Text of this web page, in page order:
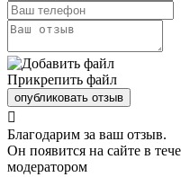
Прикрепить файл
опубликовать отзыв

Благодарим за ваш отзыв.
Он появится на сайте в
модератором